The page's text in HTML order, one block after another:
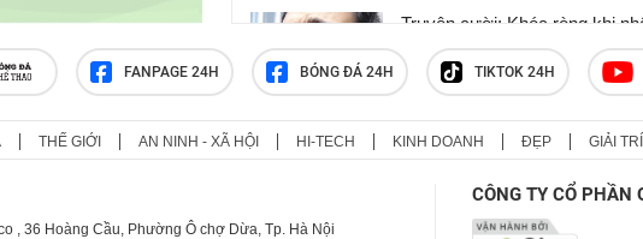
Truyện cười: Khóc ròng khi
được lương tháng đầu tiên
Truyện cười: Hóa ra đàn ông
FANPAGE 24H BÓNG ĐÁ 24H TIKTOK 24H
THẾ GIỚI AN NINH - XÃ HỘI HI-TECH KINH DOANH ĐẸP GIẢI TRÍ
, 36 Hoàng Cầu, Phường Ô chợ Dừa, Tp. Hà Nội
CÔNG TY CỔ PHẦN